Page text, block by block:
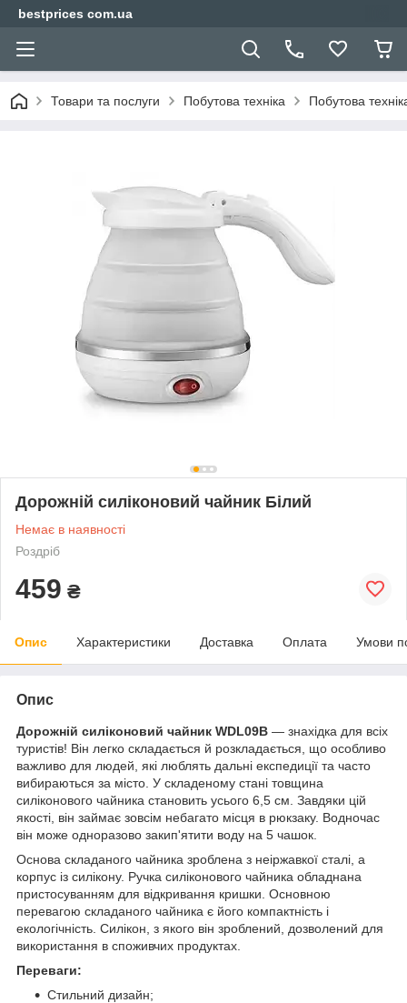
bestprices com.ua
Товари та послуги Побутова техніка Побутова
Дорожній силіконовий чайник Білий
Немає в наявності
Роздріб
459 ₴
Опис Характеристики Доставка Оплата Умови
Опис
Дорожній силіконовий чайник WDL09B — знахідка для всіх
туристів! Він легко складається й розкладається, що особливо
важливо для людей, які люблять дальні експедиції та часто
вибираються за місто. У складеному стані товщина
силіконового чайника становить усього 6,5 см. Завдяки цій
якості, він займає зовсім небагато місця в рюкзаку. Водночас
він може одноразово закип'ятити воду на 5 чашок.
Основа складаного чайника зроблена з неіржавкої сталі, а
корпус із силікону. Ручка силіконового чайника обладнана
пристосуванням для відкривання кришки. Основною
перевагою складаного чайника є його компактність і
екологічність. Силікон, з якого він зроблений, дозволений для
використання в споживчих продуктах.
Переваги:
Стильний дизайн;